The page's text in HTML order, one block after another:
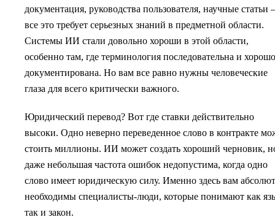
документация, руководства пользователя, научные статьи
все это требует серьезных знаний в предметной области.
Системы ИИ стали довольно хороши в этой области,
особенно там, где терминология последовательна и хорошо
документирована. Но вам все равно нужны человеческие
глаза для всего критически важного.
Юридический перевод? Вот где ставки действительно
высоки. Одно неверно переведенное слово в контракте
стоить миллионы. ИИ может создать хороший черновик,
даже небольшая частота ошибок недопустима, когда одно
слово имеет юридическую силу. Именно здесь вам
необходимы специалисты-люди, которые понимают как
так и закон.